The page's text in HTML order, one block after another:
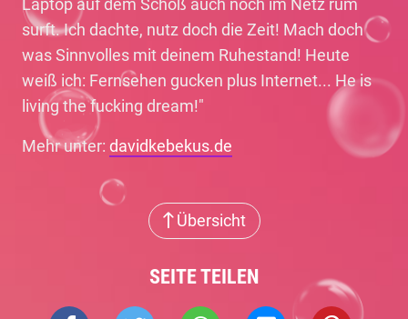
Laptop auf dem Schoß auch noch im Netz rum
surft. Ich dachte, nutz doch die Zeit! Mach doch
was Sinnvolles mit deinem Ruhestand! Heute
weiß ich: Fernsehen gucken plus Internet... He is
living the fucking dream!"
Mehr unter: davidkebekus.de
Übersicht
SEITE TEILEN